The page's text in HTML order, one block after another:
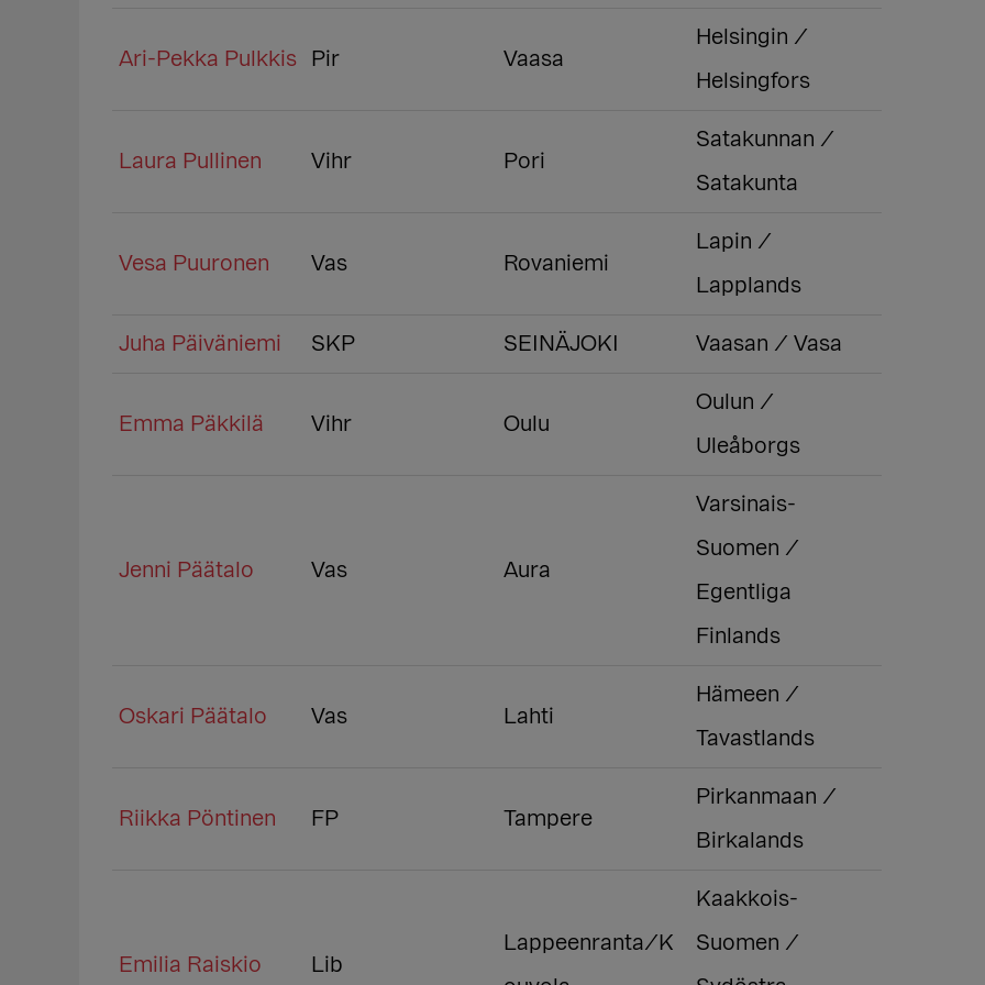
Ari-Pekka Pulkkis Pir Vaasa
Helsingin /
Helsingfors
Laura Pullinen Vihr Pori
Satakunnan /
Satakunta
Vesa Puuronen Vas Rovaniemi
Lapin /
Lapplands
Juha Päiväniemi SKP SEINÄJOKI Vaasan / Vasa
Emma Päkkilä Vihr Oulu
Oulun /
Uleåborgs
Jenni Päätalo Vas Aura
Varsinais-
Suomen /
Egentliga
Finlands
Oskari Päätalo Vas Lahti
Hämeen /
Tavastlands
Riikka Pöntinen FP Tampere
Pirkanmaan /
Birkalands
Emilia Raiskio Lib
Lappeenranta/K
Kaakkois-
Suomen /